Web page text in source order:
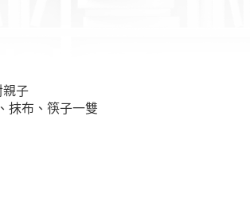
子
抹布、筷子一雙